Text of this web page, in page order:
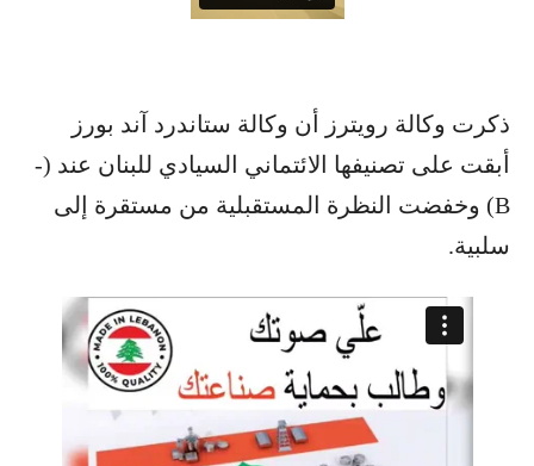
ذكرت وكالة رويترز أن وكالة ستاندرد آند بورز
أبقت على تصنيفها الائتماني السيادي للبنان عند (-
B) وخفضت النظرة المستقبلية من مستقرة إلى
سلبية.